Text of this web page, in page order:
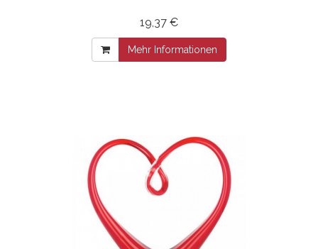
19,37 €
Mehr Informationen